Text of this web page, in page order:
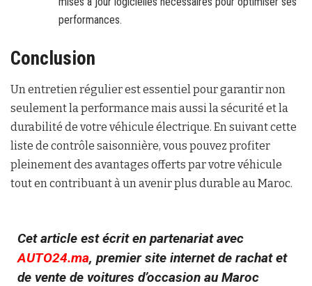
performances.
Conclusion
Un entretien régulier est essentiel pour garantir non
seulement la performance mais aussi la sécurité et la
durabilité de votre véhicule électrique. En suivant cette
liste de contrôle saisonnière, vous pouvez profiter
pleinement des avantages offerts par votre véhicule
tout en contribuant à un avenir plus durable au Maroc.
Cet article est écrit en partenariat avec
AUTO24.ma, premier site internet de rachat et
de vente de voitures d’occasion au Maroc